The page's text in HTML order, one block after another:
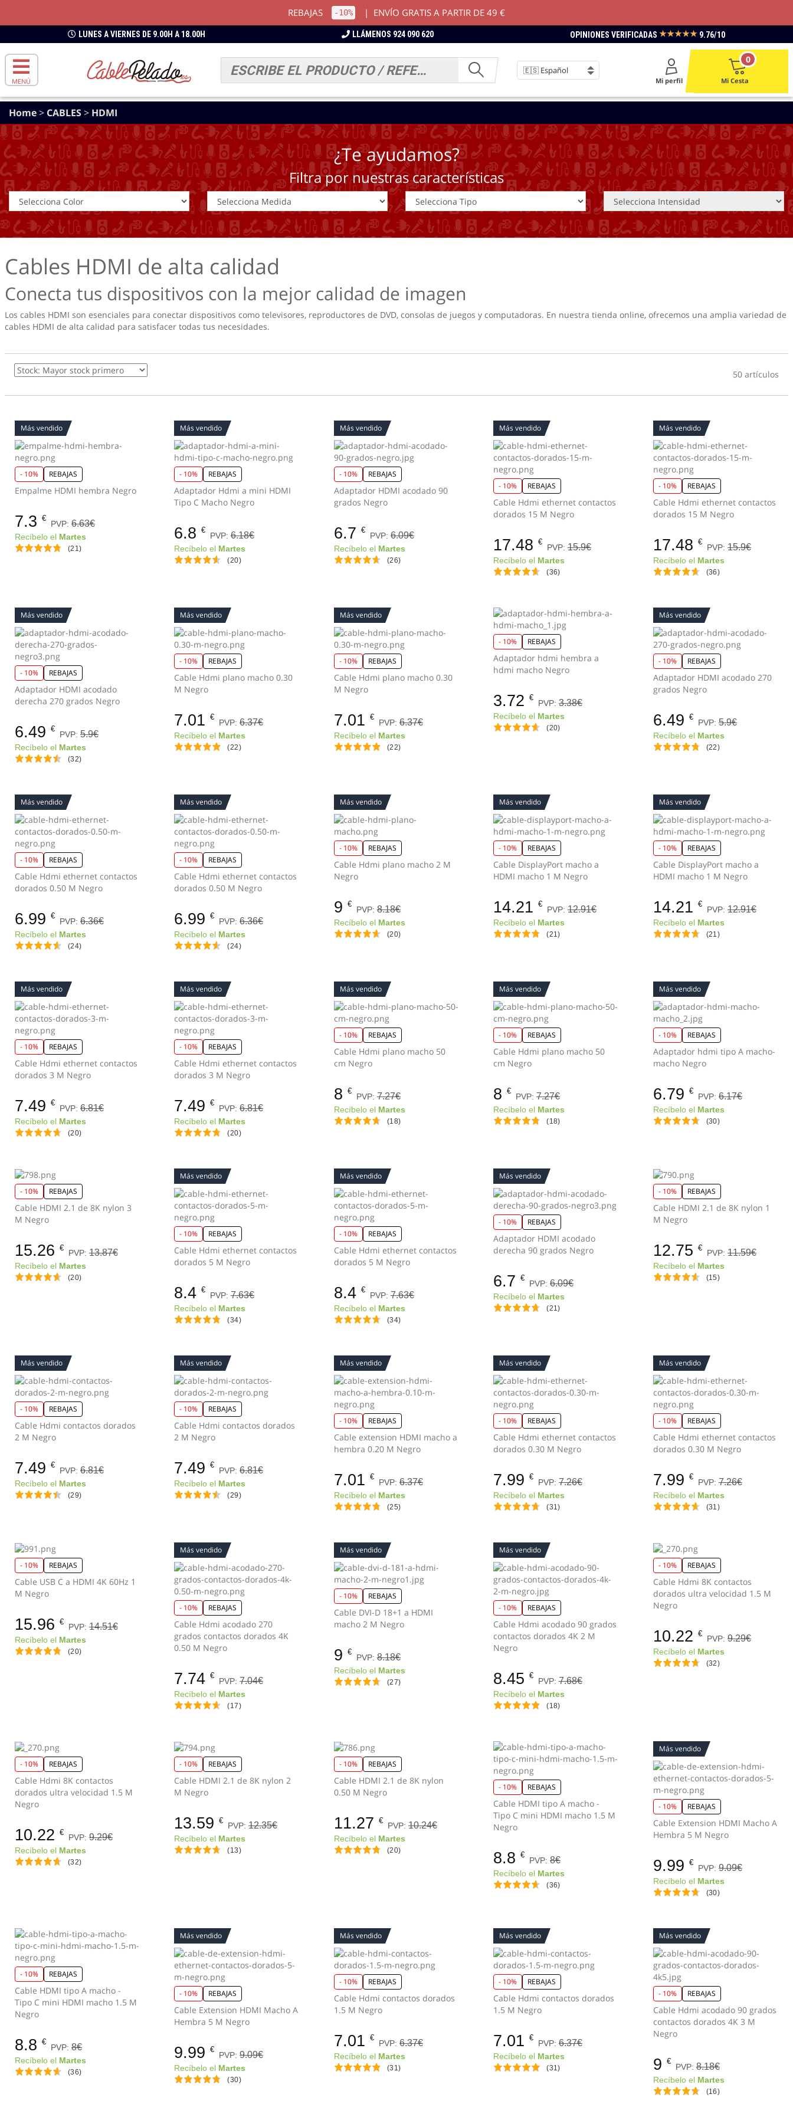
REBAJAS -10% | ENVÍO GRATIS A PARTIR DE 49 €
LUNES A VIERNES DE 9.00H A 18.00H LLÁMENOS 924 090 620 OPINIONES VERIFICADAS ★★★★★ 9.76/10
MENÚ Mi perfil Mi Cesta
0
Home> CABLES> HDMI
¿Te ayudamos?
Filtra por nuestras características
Cables HDMI de alta calidad
Conecta tus dispositivos con la mejor calidad de imagen
Los cables HDMI son esenciales para conectar dispositivos como televisores, reproductores de DVD, consolas de juegos y computadoras. En nuestra tienda online, ofrecemos una amplia variedad de
cables HDMI de alta calidad para satisfacer todas tus necesidades.
50 artículos
Más vendido
- 10% REBAJAS
Empalme HDMI hembra Negro
7.3 €
PVP: 6.63€
Recíbelo el Martes
(21)
Más vendido
- 10% REBAJAS
Adaptador Hdmi a mini HDMI
Tipo C Macho Negro
6.8 €
PVP:6.18€
Recíbelo el Martes
(20)
Más vendido
- 10% REBAJAS
Adaptador HDMI acodado 90
grados Negro
6.7 €
PVP: 6.09€
Recíbelo el Martes
(26)
Más vendido
- 10% REBAJAS
Cable Hdmi ethernet contactos
dorados 15 M Negro
17.48 €
PVP:15.9€
Recíbelo el Martes
(36)
Más vendido
- 10% REBAJAS
Cable Hdmi ethernet contactos
dorados 15 M Negro
17.48 €
PVP: 15.9€
Recíbelo el Martes
(36)
Más vendido
- 10% REBAJAS
Adaptador HDMI acodado
derecha 270 grados Negro
6.49 €
PVP: 5.9€
Recíbelo el Martes
(32)
Más vendido
- 10% REBAJAS
Cable Hdmi plano macho 0.30
M Negro
7.01 €
PVP:6.37€
Recíbelo el Martes
(22)
Más vendido
- 10% REBAJAS
Cable Hdmi plano macho 0.30
M Negro
7.01 €
PVP: 6.37€
Recíbelo el Martes
(22)
- 10% REBAJAS
Adaptador hdmi hembra a
hdmi macho Negro
3.72 €
PVP:3.38€
Recíbelo el Martes
(20)
Más vendido
- 10% REBAJAS
Adaptador HDMI acodado 270
grados Negro
6.49 €
PVP: 5.9€
Recíbelo el Martes
(22)
Más vendido
- 10% REBAJAS
Cable Hdmi ethernet contactos
dorados 0.50 M Negro
6.99 €
PVP: 6.36€
Recíbelo el Martes
(24)
Más vendido
- 10% REBAJAS
Cable Hdmi ethernet contactos
dorados 0.50 M Negro
6.99 €
PVP:6.36€
Recíbelo el Martes
(24)
Más vendido
- 10% REBAJAS
Cable Hdmi plano macho 2 M
Negro
9 €
PVP: 8.18€
Recíbelo el Martes
(20)
Más vendido
- 10% REBAJAS
Cable DisplayPort macho a
HDMI macho 1 M Negro
14.21 €
PVP:12.91€
Recíbelo el Martes
(21)
Más vendido
- 10% REBAJAS
Cable DisplayPort macho a
HDMI macho 1 M Negro
14.21 €
PVP: 12.91€
Recíbelo el Martes
(21)
Más vendido
- 10% REBAJAS
Cable Hdmi ethernet contactos
dorados 3 M Negro
7.49 €
PVP: 6.81€
Recíbelo el Martes
(20)
Más vendido
- 10% REBAJAS
Cable Hdmi ethernet contactos
dorados 3 M Negro
7.49 €
PVP:6.81€
Recíbelo el Martes
(20)
Más vendido
- 10% REBAJAS
Cable Hdmi plano macho 50
cm Negro
8 €
PVP: 7.27€
Recíbelo el Martes
(18)
Más vendido
- 10% REBAJAS
Cable Hdmi plano macho 50
cm Negro
8 €
PVP:7.27€
Recíbelo el Martes
(18)
Más vendido
- 10% REBAJAS
Adaptador hdmi tipo A macho-
macho Negro
6.79 €
PVP: 6.17€
Recíbelo el Martes
(30)
- 10% REBAJAS
Cable HDMI 2.1 de 8K nylon 3
M Negro
15.26 €
PVP: 13.87€
Recíbelo el Martes
(20)
Más vendido
- 10% REBAJAS
Cable Hdmi ethernet contactos
dorados 5 M Negro
8.4 €
PVP:7.63€
Recíbelo el Martes
(34)
Más vendido
- 10% REBAJAS
Cable Hdmi ethernet contactos
dorados 5 M Negro
8.4 €
PVP: 7.63€
Recíbelo el Martes
(34)
Más vendido
- 10% REBAJAS
Adaptador HDMI acodado
derecha 90 grados Negro
6.7 €
PVP:6.09€
Recíbelo el Martes
(21)
- 10% REBAJAS
Cable HDMI 2.1 de 8K nylon 1
M Negro
12.75 €
PVP: 11.59€
Recíbelo el Martes
(15)
Más vendido
- 10% REBAJAS
Cable Hdmi contactos dorados
2 M Negro
7.49 €
PVP: 6.81€
Recíbelo el Martes
(29)
Más vendido
- 10% REBAJAS
Cable Hdmi contactos dorados
2 M Negro
7.49 €
PVP:6.81€
Recíbelo el Martes
(29)
Más vendido
- 10% REBAJAS
Cable extension HDMI macho a
hembra 0.20 M Negro
7.01 €
PVP: 6.37€
Recíbelo el Martes
(25)
Más vendido
- 10% REBAJAS
Cable Hdmi ethernet contactos
dorados 0.30 M Negro
7.99 €
PVP:7.26€
Recíbelo el Martes
(31)
Más vendido
- 10% REBAJAS
Cable Hdmi ethernet contactos
dorados 0.30 M Negro
7.99 €
PVP: 7.26€
Recíbelo el Martes
(31)
- 10% REBAJAS
Cable USB C a HDMI 4K 60Hz 1
M Negro
15.96 €
PVP: 14.51€
Recíbelo el Martes
(20)
Más vendido
- 10% REBAJAS
Cable Hdmi acodado 270
grados contactos dorados 4K
0.50 M Negro
7.74 €
PVP:7.04€
Recíbelo el Martes
(17)
Más vendido
- 10% REBAJAS
Cable DVI-D 18+1 a HDMI
macho 2 M Negro
9 €
PVP: 8.18€
Recíbelo el Martes
(27)
Más vendido
- 10% REBAJAS
Cable Hdmi acodado 90 grados
contactos dorados 4K 2 M
Negro
8.45 €
PVP:7.68€
Recíbelo el Martes
(18)
- 10% REBAJAS
Cable Hdmi 8K contactos
dorados ultra velocidad 1.5 M
Negro
10.22 €
PVP: 9.29€
Recíbelo el Martes
(32)
- 10% REBAJAS
Cable Hdmi 8K contactos
dorados ultra velocidad 1.5 M
Negro
10.22 €
PVP: 9.29€
Recíbelo el Martes
(32)
- 10% REBAJAS
Cable HDMI 2.1 de 8K nylon 2
M Negro
13.59 €
PVP:12.35€
Recíbelo el Martes
(13)
- 10% REBAJAS
Cable HDMI 2.1 de 8K nylon
0.50 M Negro
11.27 €
PVP: 10.24€
Recíbelo el Martes
(20)
- 10% REBAJAS
Cable HDMI tipo A macho -
Tipo C mini HDMI macho 1.5 M
Negro
8.8 €
PVP:8€
Recíbelo el Martes
(36)
Más vendido
- 10% REBAJAS
Cable Extension HDMI Macho A
Hembra 5 M Negro
9.99 €
PVP: 9.09€
Recíbelo el Martes
(30)
- 10% REBAJAS
Cable HDMI tipo A macho -
Tipo C mini HDMI macho 1.5 M
Negro
8.8 €
PVP: 8€
Recíbelo el Martes
(36)
Más vendido
- 10% REBAJAS
Cable Extension HDMI Macho A
Hembra 5 M Negro
9.99 €
PVP:9.09€
Recíbelo el Martes
(30)
Más vendido
- 10% REBAJAS
Cable Hdmi contactos dorados
1.5 M Negro
7.01 €
PVP: 6.37€
Recíbelo el Martes
(31)
Más vendido
- 10% REBAJAS
Cable Hdmi contactos dorados
1.5 M Negro
7.01 €
PVP:6.37€
Recíbelo el Martes
(31)
Más vendido
- 10% REBAJAS
Cable Hdmi acodado 90 grados
contactos dorados 4K 3 M
Negro
9 €
PVP: 8.18€
Recíbelo el Martes
(16)